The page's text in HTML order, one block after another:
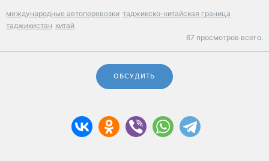
международные автоперевозки таджикско-китайская граница
таджикистан китай
67 просмотров всего.
ОБСУДИТЬ